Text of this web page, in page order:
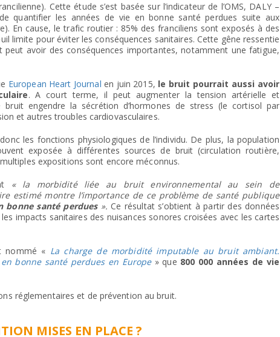
Cette étude s’est basée sur l’indicateur de l’OMS, DALY –
quantifier les années de vie en bonne santé perdues suite aux
En cause, le trafic routier : 85% des franciliens sont exposés à des
limite pour éviter les conséquences sanitaires. Cette gêne ressentie
avoir des conséquences importantes, notamment une fatigue,
European Heart Journal en juin 2015, le bruit pourrait aussi avoir
. A court terme, il peut augmenter la tension artérielle et
engendre la sécrétion d’hormones de stress (le cortisol par
et autres troubles cardiovasculaires.
les fonctions physiologiques de l’individu. De plus, la population
exposée à différentes sources de bruit (circulation routière,
expositions sont encore méconnus.
« la morbidité liée au bruit environnemental au sein de
estimé montre l’importance de ce problème de santé publique
bonne santé perdues».Ce résultat s’obtient à partir des données
impacts sanitaires des nuisances sonores croisées avec les cartes
nommé « La charge de morbidité imputable au bruit ambiant.
bonne santé perdues en Europe» que 800 000 années de vie
réglementaires et de prévention au bruit.
MISES EN PLACE ?